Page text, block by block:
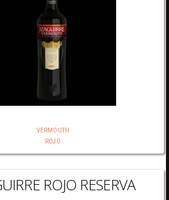
VERMOUTH
ROJO
ROJO RESERVA